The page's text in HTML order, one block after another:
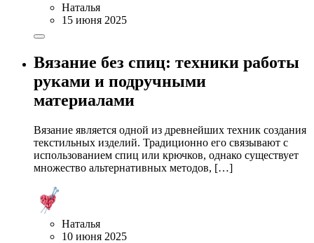
Наталья
15 июня 2025
Вязание без спиц: техники работы
руками и подручными
материалами
Вязание является одной из древнейших техник создания
текстильных изделий. Традиционно его связывают с
использованием спиц или крючков, однако существует
множество альтернативных методов, […]
Наталья
10 июня 2025